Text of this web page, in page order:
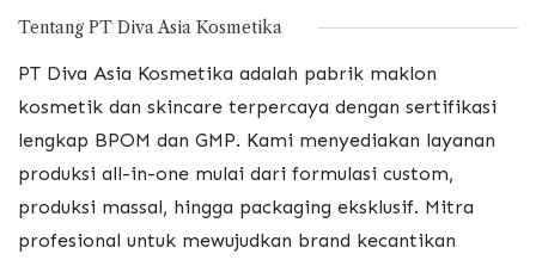
Tentang PT Diva Asia Kosmetika
PT Diva Asia Kosmetika adalah pabrik maklon
kosmetik dan skincare terpercaya dengan sertifikasi
lengkap BPOM dan GMP. Kami menyediakan layanan
produksi all-in-one mulai dari formulasi custom,
produksi massal, hingga packaging eksklusif. Mitra
profesional untuk mewujudkan brand kecantikan